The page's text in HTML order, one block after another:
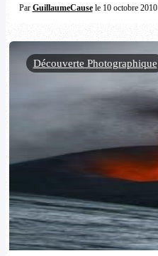
Par GuillaumeCausele 10 octobre 2010
Découverte Photographique